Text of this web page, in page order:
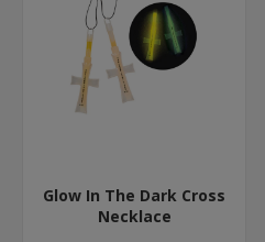
Glow In The Dark Cross
Necklace